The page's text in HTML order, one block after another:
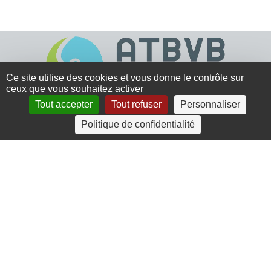
4 rue Crec’h-Ugen
22810 Belle Isle en Terre
Ce site utilise des cookies et vous donne le contrôle sur
ceux que vous souhaitez activer
Tout accepter
Tout refuser
Personnaliser
Politique de confidentialité